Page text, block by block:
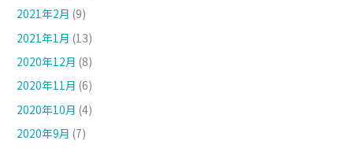
2021年2月 (9)
2021年1月 (13)
2020年12月 (8)
2020年11月 (6)
2020年10月 (4)
2020年9月 (7)